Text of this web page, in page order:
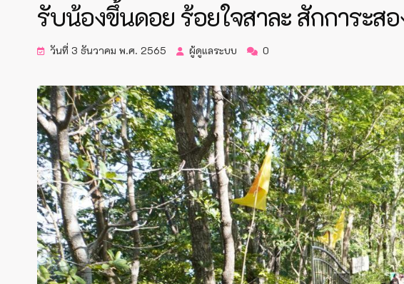
รับน้องขึ้นดอย ร้อยใจสาละ สักการะ
วันที่ 3 ธันวาคม พ.ศ. 2565 ผู้ดูแลระบบ 0